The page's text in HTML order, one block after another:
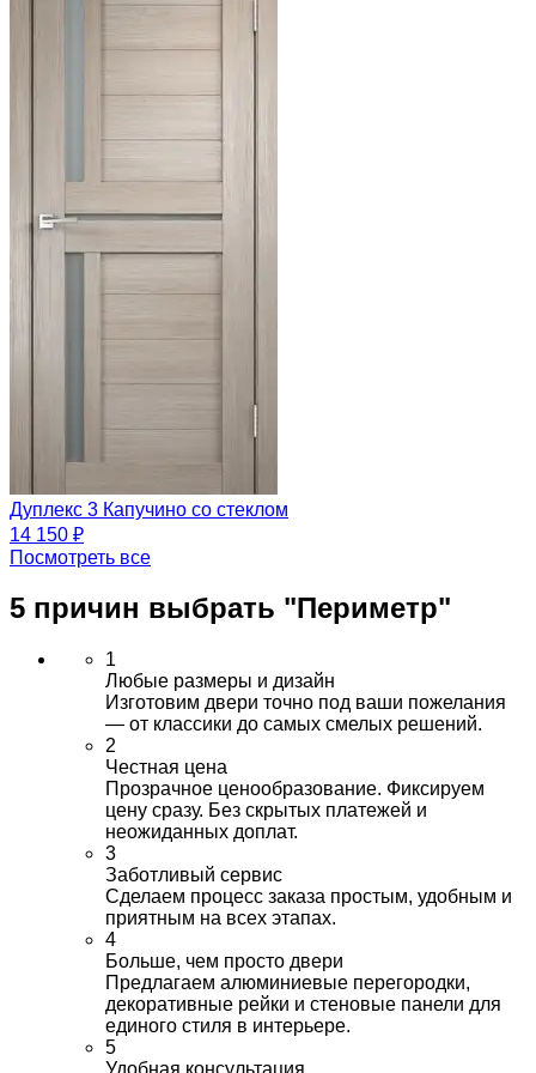
Дуплекс 3 Капучино со стеклом
14 150 ₽
Посмотреть все
5 причин выбрать "Периметр"
1
Любые размеры и дизайн
Изготовим двери точно под ваши пожелания
— от классики до самых смелых решений.
2
Честная цена
Прозрачное ценообразование. Фиксируем
цену сразу. Без скрытых платежей и
неожиданных доплат.
3
Заботливый сервис
Сделаем процесс заказа простым, удобным и
приятным на всех этапах.
4
Больше, чем просто двери
Предлагаем алюминиевые перегородки,
декоративные рейки и стеновые панели для
единого стиля в интерьере.
5